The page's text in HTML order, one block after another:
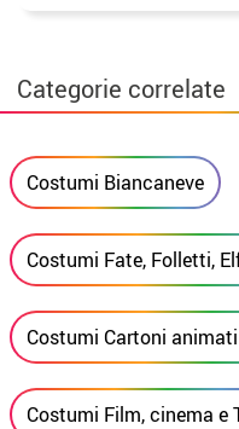
Categorie correlate
Costumi Biancaneve
Costumi Fate, Folletti,
Costumi Cartoni
Costumi Film, cinema e